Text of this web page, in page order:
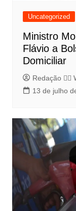
Uncategorized
Ministro
Flávio a
Domiciliar
Redação 👨‍⚖️​
13 de julho